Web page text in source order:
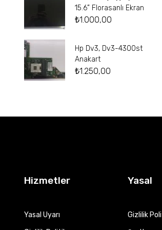
15.6” Florasanlı Ekran
₺1.000,00
Hp Dv3, Dv3-4300st
Anakart
₺1.250,00
Hizmetler
Yasal Uyarı
Yasal
Gizlilik